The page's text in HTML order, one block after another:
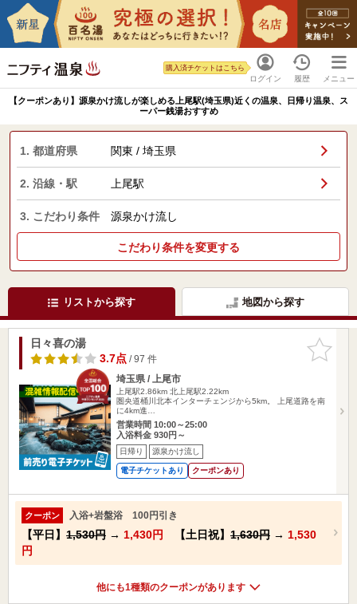
ログイン
購入済チケットはこちら
履歴 メニュー
【クーポンあり】源泉かけ流しが楽しめる上尾駅(埼玉県)近くの温泉、日帰り温泉、ス
ーパー銭湯おすすめ
1. 都道府県 関東 / 埼玉県
2. 沿線・駅 上尾駅
3. こだわり条件 源泉かけ流し
こだわり条件を変更する
リストから探す 地図から探す
お気に入
りに追加
日々喜の湯
3.7点/ 97 件
埼玉県 / 上尾市
上尾駅2.86km 北上尾駅2.22km
圏央道桶川北本インターチェンジから5km。 上尾道路を南
に4km進…
営業時間 10:00～25:00
入浴料金 930円～
日帰り 源泉かけ流し
電子チケットあり クーポンあり
クーポン 入浴+岩盤浴 100円引き
【平日】 1,530円 → 1,430円 【土日祝】 1,630円 → 1,530
円
他にも1種類のクーポンがあります